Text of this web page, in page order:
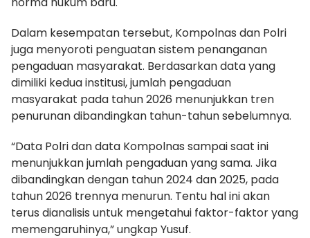
Dalam kesempatan tersebut, Kompolnas dan Polri
juga menyoroti penguatan sistem penanganan
pengaduan masyarakat. Berdasarkan data yang
dimiliki kedua institusi, jumlah pengaduan
masyarakat pada tahun 2026 menunjukkan tren
penurunan dibandingkan tahun-tahun sebelumnya.
“Data Polri dan data Kompolnas sampai saat ini
menunjukkan jumlah pengaduan yang sama. Jika
dibandingkan dengan tahun 2024 dan 2025, pada
tahun 2026 trennya menurun. Tentu hal ini akan
terus dianalisis untuk mengetahui faktor-faktor yang
memengaruhinya,” ungkap Yusuf.